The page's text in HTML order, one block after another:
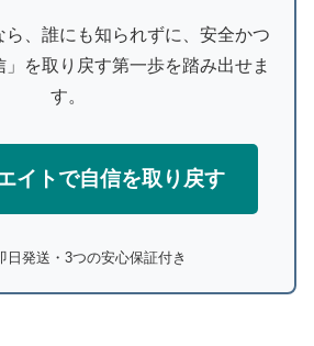
ら、誰にも知られずに、安全かつ
を取り戻す第一歩を踏み出せま
す。
イトで自信を取り戻す
日発送・3つの安心保証付き